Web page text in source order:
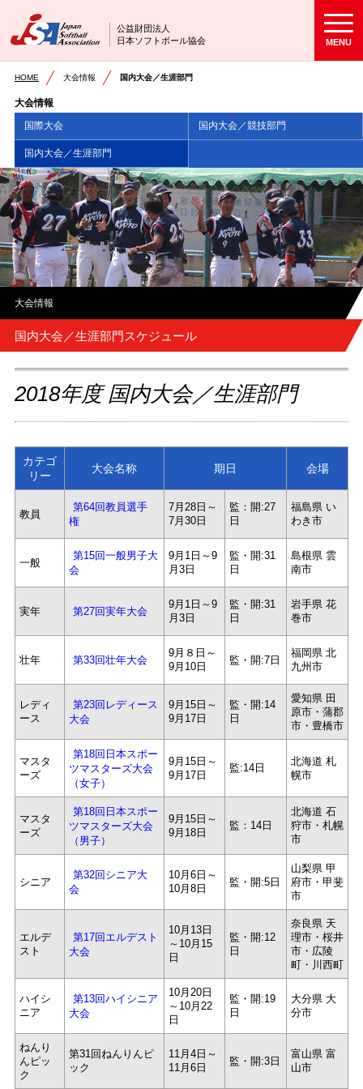
公益財団法人
日本ソフトボール協会
MENU
HOME 大会情報 国内大会／生涯部門
大会情報
国際大会
国内大会／競技部門
国内大会／生涯部門
大会情報
国内大会／生涯部門スケジュール
2018年度 国内大会／生涯部門
カテゴ
リー
大会名称 期日 会場
教員
第64回教員選手
権
7月28日～
7月30日
監：開:27
日
福島県 い
わき市
一般
第15回一般男子大
会
9月1日～9
月3日
監・開:31
日
島根県 雲
南市
実年 第27回実年大会
9月1日～9
月3日
監・開:31
日
岩手県 花
巻市
壮年 第33回壮年大会
9月８日～
9月10日
監・開:7日
福岡県 北
九州市
レディ
ース
第23回レディース
大会
9月15日～
9月17日
監・開:14
日
愛知県 田
原市・蒲郡
市・豊橋市
マスタ
ーズ
第18回日本スポー
ツマスターズ大会
（女子）
9月15日～
9月17日
監:14日
北海道 札
幌市
マスタ
ーズ
第18回日本スポー
ツマスターズ大会
（男子）
9月15日～
9月18日
監：14日
北海道 石
狩市・札幌
市
シニア
第32回シニア大
会
10月6日～
10月8日
監・開:5日
山梨県 甲
府市・甲斐
市
エルデ
スト
第17回エルデスト
大会
10月13日
～10月15
日
監・開:12
日
奈良県 天
理市・桜井
市・広陵
町・川西町
ハイシ
ニア
第13回ハイシニア
大会
10月20日
～10月22
日
監・開:19
日
大分県 大
分市
ねんり
んピッ
ク
第31回ねんりんピ
ック
11月4日～
11月6日
監・開:3日
富山県 富
山市